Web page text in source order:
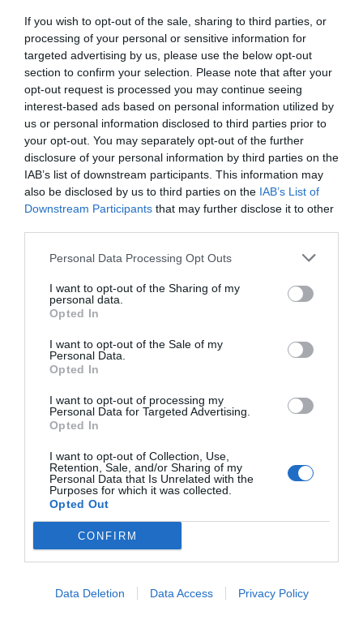
If you wish to opt-out of the sale, sharing to third parties, or
processing of your personal or sensitive information for
targeted advertising by us, please use the below opt-out
section to confirm your selection. Please note that after your
opt-out request is processed you may continue seeing
interest-based ads based on personal information utilized by
us or personal information disclosed to third parties prior to
your opt-out. You may separately opt-out of the further
disclosure of your personal information by third parties on the
IAB’s list of downstream participants. This information may
also be disclosed by us to third parties on the IAB’s List of
Downstream Participants that may further disclose it to other
Personal Data Processing Opt Outs
I want to opt-out of the Sharing of my
personal data.
Opted In
I want to opt-out of the Sale of my
Personal Data.
Opted In
I want to opt-out of processing my
Personal Data for Targeted Advertising.
Opted In
I want to opt-out of Collection, Use,
Retention, Sale, and/or Sharing of my
Personal Data that Is Unrelated with the
Purposes for which it was collected.
Opted Out
CONFIRM
Data Deletion Data Access Privacy Policy
Seamos más responsables: no siempre el
banco tiene la culpa
Eulogio López
SOCIEDAD
Memes. Mohamed en la boya
Redacción 08/08/26 06:00
INTERNACIONAL
Colombia. La bancada provida impulsa una
reforma para incluir que el derecho a la vida
José Ángel Gutiérrez
INTERNACIONAL
La bomba de Hiroshima no perseguía a
Occidente, la de Nagasaki sí: era la ciudad
católica del Japón
Eulogio López
La batalla no es solo “híbrida” ni
“biopolítica”, sino espiritual... y la ganará la
Gabriel Galdón 08/08/26 06:00
SOCIEDAD
Eslovaquia no admite el gaymonio...
Europea
Eulogio López 08/08/26 06:00